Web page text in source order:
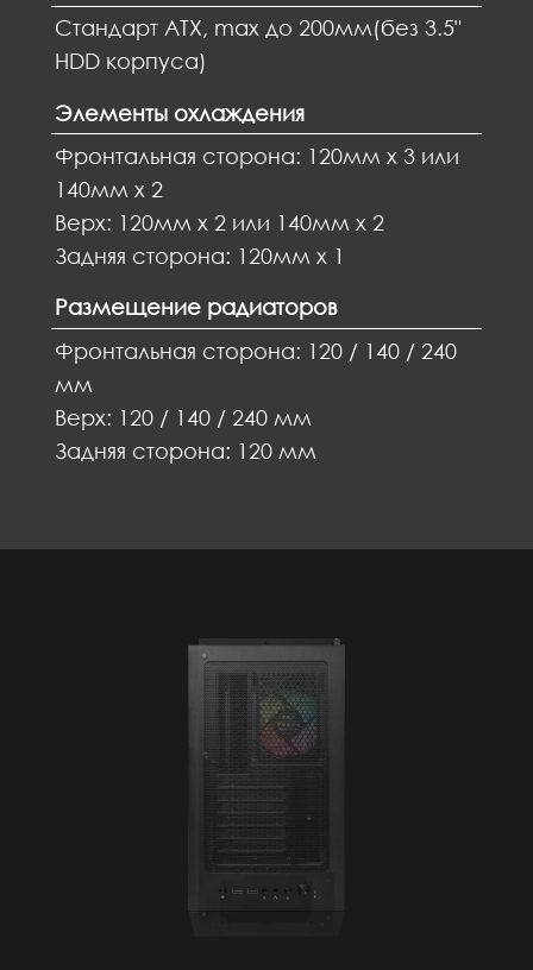
Стандарт ATX, max до 200мм(без 3.5"
HDD корпуса)
Элементы охлаждения
Фронтальная сторона: 120мм x 3 или
140мм x 2
Верх: 120мм x 2 или 140мм x 2
Задняя сторона: 120мм x 1
Размещение радиаторов
Фронтальная сторона: 120 / 140 / 240
мм
Верх: 120 / 140 / 240 мм
Задняя сторона: 120 мм